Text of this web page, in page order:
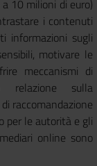
10 milioni di euro)
i contenuti
informazioni sugli
motivare le
meccanismi di
relazione sulla
raccomandazione
per le autorità e gli
online sono